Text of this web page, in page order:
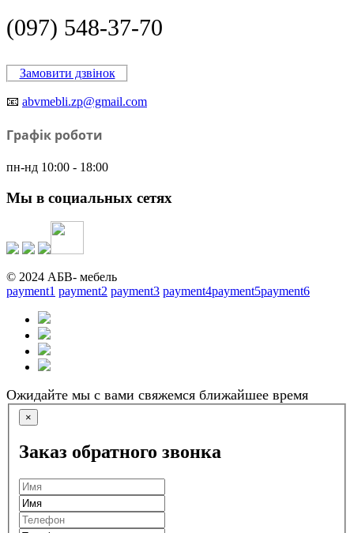
(097) 548-37-70
Замовити дзвінок
📧 abvmebli.zp@gmail.com
Графік роботи
пн-нд 10:00 - 18:00
Мы в социальных сетях
© 2024 АБВ- мебель
payment1 payment2 payment3 payment4payment5payment6
Ожидайте мы с вами свяжемся ближайшее время
×
Заказ обратного звонка